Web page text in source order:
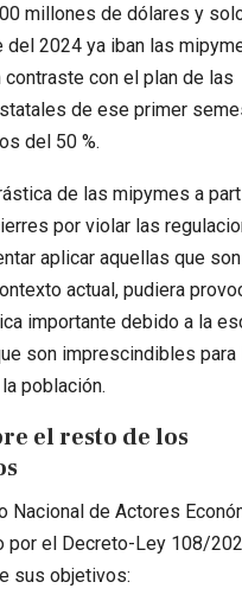
millones de dólares y
2024 ya iban las
contraste con el plan de las
de ese primer
del 50 %.
de las mipymes a
por violar las
aplicar aquellas que son
actual, pudiera
importante debido a la
son imprescindibles para
población.
el resto de los
Nacional de Actores
por el Decreto-Ley 108/
sus objetivos: